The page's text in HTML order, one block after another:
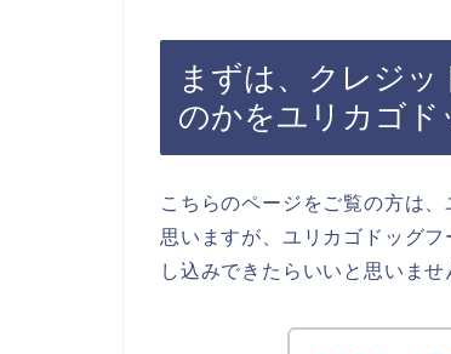
まずは、クレジ
のかをユリカゴド
こちらのページをご覧の方は
思いますが、ユリカゴドッグ
し込みできたらいいと思いませ